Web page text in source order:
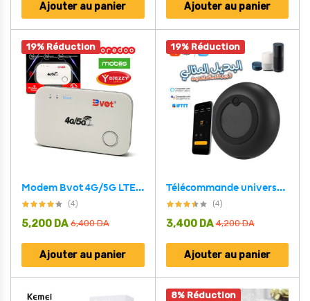
Ajouter au panier Ajouter au panier
19% Réduction
Modem Bvot 4G/5G LTE M88 blanc
(4)
6,400DA
5,200 DA
Ajouter au panier
19% Réduction
Télécommande universelle intelligente Wifi-IR (2.4ghz) hub de contrôle compatible avec Alexa Google Home -Tuya Smart Life
(4)
4,200DA
3,400 DA
Ajouter au panier
8% Réduction